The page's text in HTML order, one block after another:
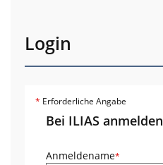
Login
* Erforderliche Angabe
Bei ILIAS anmelden
Anmeldename*